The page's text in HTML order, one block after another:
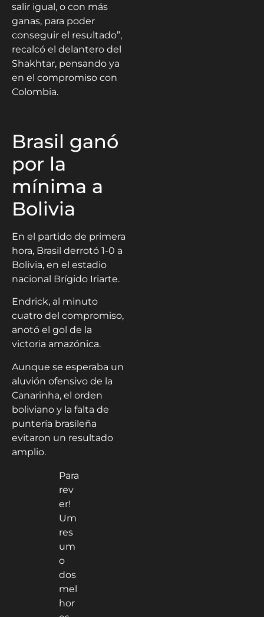
salir igual, o con más
ganas, para poder
conseguir el resultado”,
recalcó el delantero del
Shakhtar, pensando ya
en el compromiso con
Colombia.
Brasil ganó
por la
mínima a
Bolivia
En el partido de primera
hora, Brasil derrotó 1-0 a
Bolivia, en el estadio
nacional Brígido Iriarte.
Endrick, al minuto
cuatro del compromiso,
anotó el gol de la
victoria amazónica.
Aunque se esperaba un
aluvión ofensivo de la
Canarinha, el orden
boliviano y la falta de
puntería brasileña
evitaron un resultado
amplio.
Para
rev
er!
Um
res
um
o
dos
mel
hor